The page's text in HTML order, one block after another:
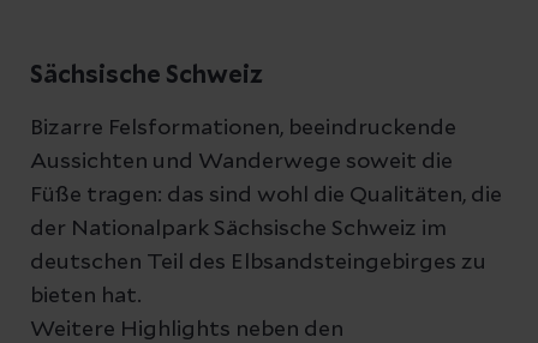
Sächsische Schweiz
Bizarre Felsformationen, beeindruckende
Aussichten und Wanderwege soweit die
Füße tragen: das sind wohl die Qualitäten, die
der Nationalpark Sächsische Schweiz im
deutschen Teil des Elbsandsteingebirges zu
bieten hat.
Weitere Highlights neben den